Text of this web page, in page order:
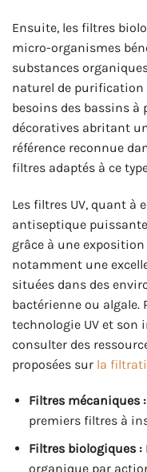
Ensuite, les filtres
micro-organismes
substances
naturel de
besoins des bassins à
décoratives abritant
référence reconnue
filtres adaptés à ce
Les filtres UV, quant à
antiseptique
grâce à une
notamment une
situées dans des
bactérienne ou algale.
technologie UV et son
consulter des
proposées sur la
Filtres mécaniques :
premiers filtres à
Filtres biologiques :
organique par